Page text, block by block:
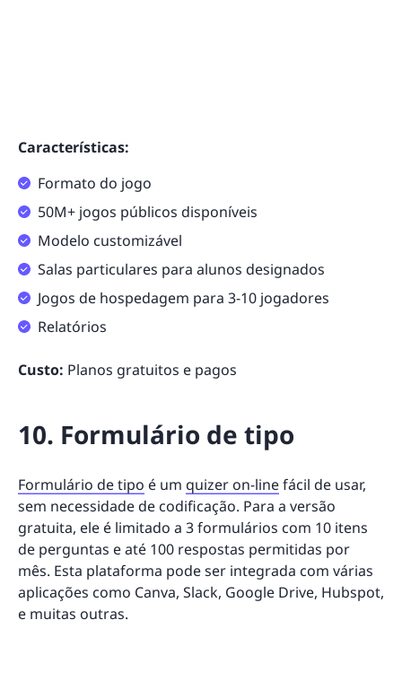
Características:
Formato do jogo
50M+ jogos públicos disponíveis
Modelo customizável
Salas particulares para alunos designados
Jogos de hospedagem para 3-10 jogadores
Relatórios
Custo: Planos gratuitos e pagos
10. Formulário de tipo
Formulário de tipo é um quizer on-linefácil de usar,
sem necessidade de codificação. Para a versão
gratuita, ele é limitado a 3 formulários com 10 itens
de perguntas e até 100 respostas permitidas por
mês. Esta plataforma pode ser integrada com várias
aplicações como Canva, Slack, Google Drive, Hubspot,
e muitas outras.